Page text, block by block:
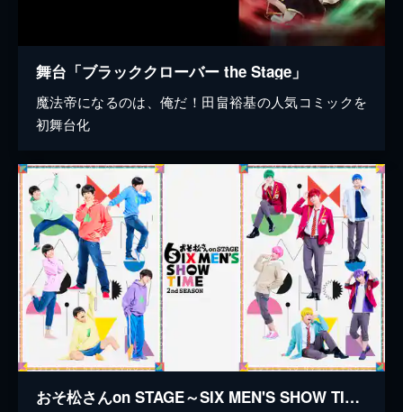
舞台「ブラッククローバー the Stage」
魔法帝になるのは、俺だ！田畠裕基の人気コミックを
初舞台化
おそ松さんon STAGE～SIX MEN'S SHOW TIME～2nd SEASON